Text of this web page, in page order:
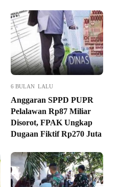
6 BULAN LALU
Anggaran SPPD PUPR
Pelalawan Rp87 Miliar
Disorot, FPAK Ungkap
Dugaan Fiktif Rp270 Juta